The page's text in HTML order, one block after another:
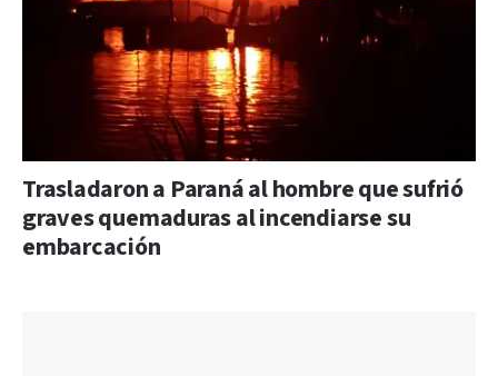
Trasladaron a Paraná al hombre que sufrió
graves quemaduras al incendiarse su
embarcación